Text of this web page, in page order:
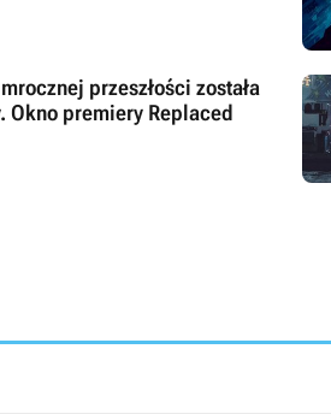
przeszłości została
Okno premiery Replaced